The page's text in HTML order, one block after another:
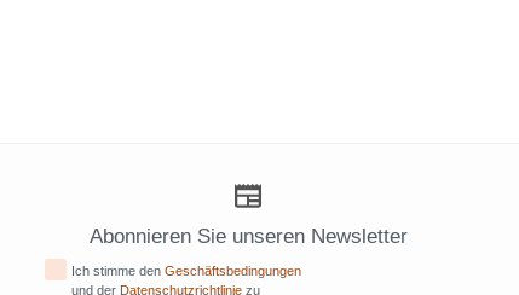
Abonnieren Sie unseren Newsletter
Ich stimme denGeschäftsbedingungen
und der Datenschutzrichtlinie zu